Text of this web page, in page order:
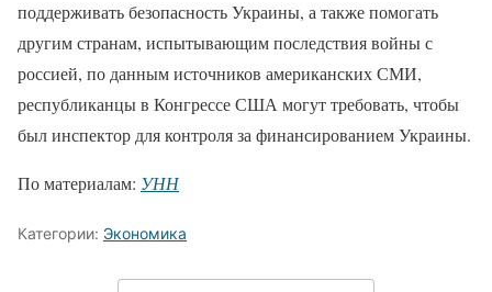
поддерживать безопасность Украины, а также помогать
другим странам, испытывающим последствия войны с
россией, по данным источников американских СМИ,
республиканцы в Конгрессе США могут требовать, чтобы
был инспектор для контроля за финансированием Украины.
По материалам: УНН
Категории: Экономика